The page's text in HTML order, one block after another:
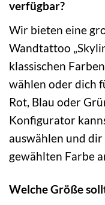
verfügbar?
Wir bieten eine
Wandtattoo
klassischen
wählen oder dich
Rot, Blau oder
Konfigurator
auswählen und
gewählten Farbe
Welche Größe